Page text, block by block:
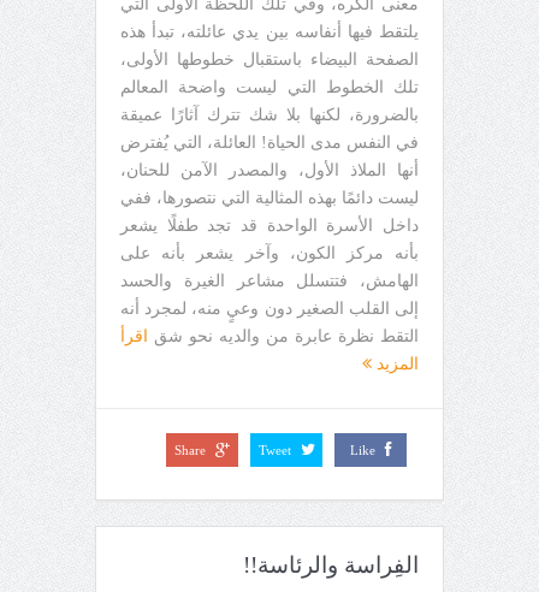
معنى الكره، وفي تلك اللحظة الأولى التي
يلتقط فيها أنفاسه بين يدي عائلته، تبدأ هذه
الصفحة البيضاء باستقبال خطوطها الأولى،
تلك الخطوط التي ليست واضحة المعالم
بالضرورة، لكنها بلا شك تترك آثارًا عميقة
في النفس مدى الحياة! العائلة، التي يُفترض
أنها الملاذ الأول، والمصدر الآمن للحنان،
ليست دائمًا بهذه المثالية التي نتصورها، ففي
داخل الأسرة الواحدة قد تجد طفلًا يشعر
بأنه مركز الكون، وآخر يشعر بأنه على
الهامش، فتتسلل مشاعر الغيرة والحسد
إلى القلب الصغير دون وعيٍ منه، لمجرد أنه
التقط نظرة عابرة من والديه نحو شق
اقرأ
المزيد
Like
Tweet
Share
الفِراسة والرئاسة!!